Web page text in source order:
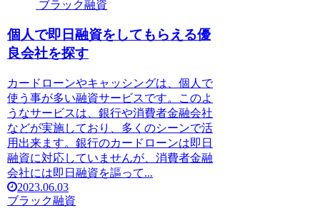
ブラック融資
個人で即日融資をしてもらえる優
良会社を探す
カードローンやキャッシングは、個人で
使う事が多い融資サービスです。このよ
うなサービスは、銀行や消費者金融会社
などが実施しており、多くのシーンで活
用出来ます。銀行のカードローンは即日
融資に対応していませんが、消費者金融
会社には即日融資を謳って...
2023.06.03
ブラック融資